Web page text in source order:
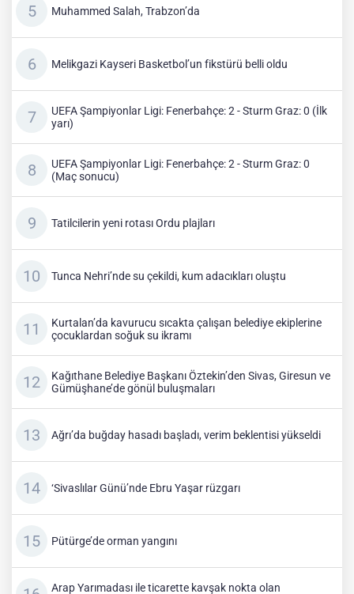
Muhammed Salah, Trabzon’da
Melikgazi Kayseri Basketbol’un fikstürü belli oldu
UEFA Şampiyonlar Ligi: Fenerbahçe: 2 - Sturm Graz: 0 (İlk
yarı)
UEFA Şampiyonlar Ligi: Fenerbahçe: 2 - Sturm Graz: 0
(Maç sonucu)
Tatilcilerin yeni rotası Ordu plajları
Tunca Nehri’nde su çekildi, kum adacıkları oluştu
Kurtalan’da kavurucu sıcakta çalışan belediye ekiplerine
çocuklardan soğuk su ikramı
Kağıthane Belediye Başkanı Öztekin’den Sivas, Giresun ve
Gümüşhane’de gönül buluşmaları
Ağrı’da buğday hasadı başladı, verim beklentisi yükseldi
‘Sivaslılar Günü’nde Ebru Yaşar rüzgarı
Pütürge’de orman yangını
Arap Yarımadası ile ticarette kavşak nokta olan